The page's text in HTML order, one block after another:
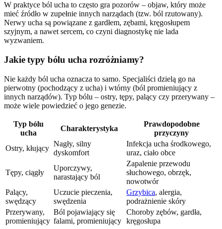
W praktyce ból ucha to często gra pozorów – objaw, który może
mieć źródło w zupełnie innych narządach (tzw. ból rzutowany).
Nerwy ucha są powiązane z gardłem, zębami, kręgosłupem
szyjnym, a nawet sercem, co czyni diagnostykę nie lada
wyzwaniem.
Jakie typy bólu ucha rozróżniamy?
Nie każdy ból ucha oznacza to samo. Specjaliści dzielą go na
pierwotny (pochodzący z ucha) i wtórny (ból promieniujący z
innych narządów). Typ bólu – ostry, tępy, palący czy przerywany –
może wiele powiedzieć o jego genezie.
Typ bólu
ucha
Charakterystyka
Prawdopodobne
przyczyny
Ostry, kłujący
Nagły, silny
dyskomfort
Infekcja ucha środkowego,
uraz, ciało obce
Tępy, ciągły
Uporczywy,
narastający ból
Zapalenie przewodu
słuchowego, obrzęk,
nowotwór
Palący,
swędzący
Uczucie pieczenia,
swędzenia
Grzybica, alergia,
podrażnienie skóry
Przerywany,
promieniujący
Ból pojawiający się
falami, promieniujący
Choroby zębów, gardła,
kręgosłupa